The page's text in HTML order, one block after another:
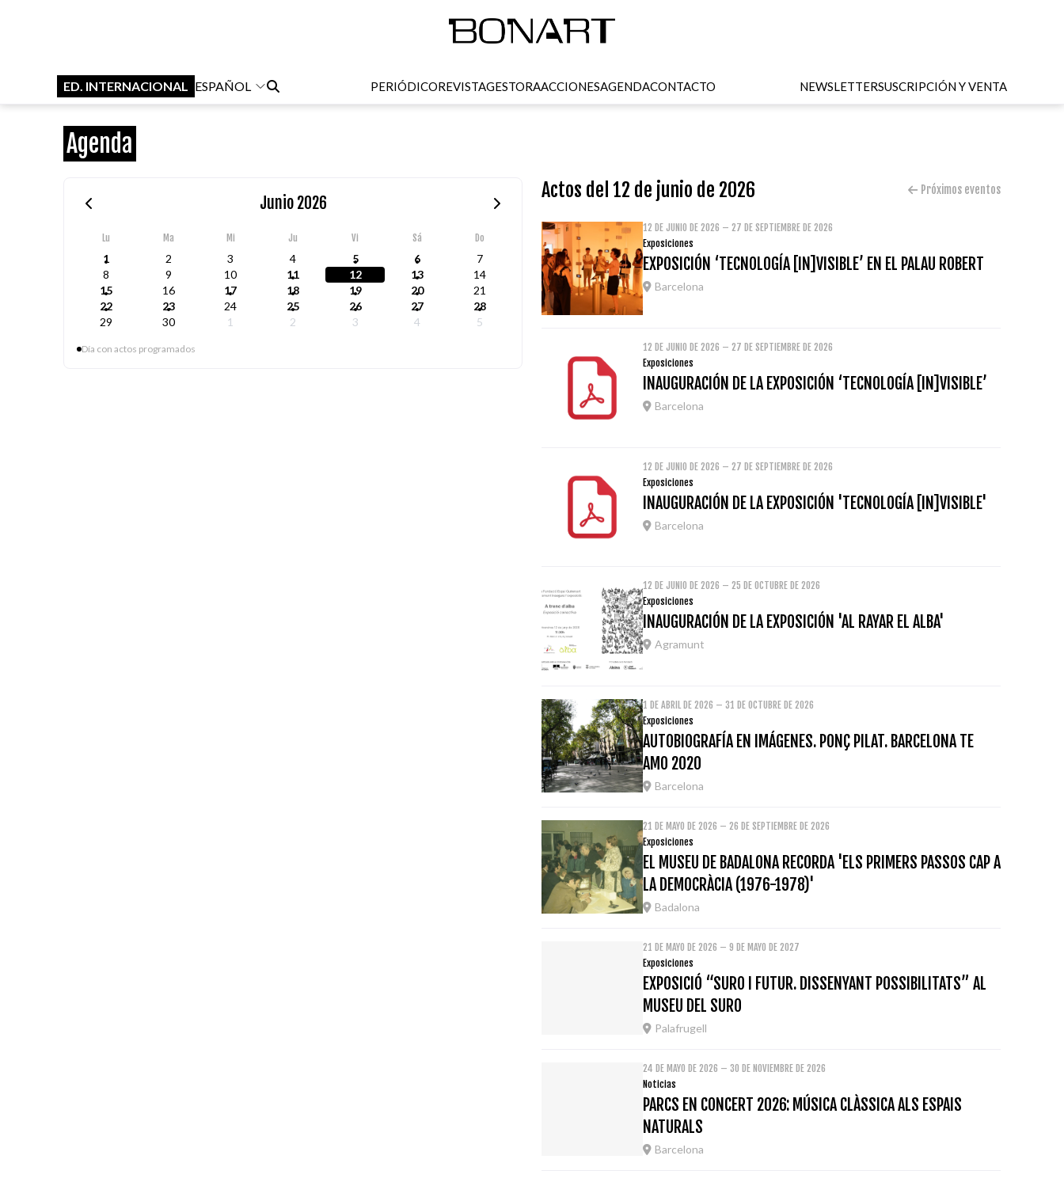
ED. INTERNACIONAL ESPAÑOL PERIÓDICOREVISTAGESTORAACCIONESAGENDACONTACTO NEWSLETTERSUSCRIPCIÓN Y VENTA
Agenda
Junio 2026
Lu Ma Mi Ju Vi Sá Do
1 2 3 4 5 6
7
8
9 10 11 12 13
14
15
16 17 18 19 20
21
22
23 24 25 26 27
28
29
30 1 2 3 4 5
Día con actos programados
Actos del 12 de junio de 2026 Próximos eventos
12 DE JUNIO DE 2026 – 27 DE SEPTIEMBRE DE 2026
Exposiciones
EXPOSICIÓN ‘TECNOLOGÍA [IN]VISIBLE’ EN EL PALAU ROBERT
Barcelona
12 DE JUNIO DE 2026 – 27 DE SEPTIEMBRE DE 2026
Exposiciones
INAUGURACIÓN DE LA EXPOSICIÓN ‘TECNOLOGÍA [IN]VISIBLE’
Barcelona
12 DE JUNIO DE 2026 – 27 DE SEPTIEMBRE DE 2026
Exposiciones
INAUGURACIÓN DE LA EXPOSICIÓN 'TECNOLOGÍA [IN]VISIBLE'
Barcelona
12 DE JUNIO DE 2026 – 25 DE OCTUBRE DE 2026
Exposiciones
INAUGURACIÓN DE LA EXPOSICIÓN 'AL RAYAR EL ALBA'
Agramunt
1 DE ABRIL DE 2026 – 31 DE OCTUBRE DE 2026
Exposiciones
AUTOBIOGRAFÍA EN IMÁGENES. PONÇ PILAT. BARCELONA TE
AMO 2020
Barcelona
21 DE MAYO DE 2026 – 26 DE SEPTIEMBRE DE 2026
Exposiciones
EL MUSEU DE BADALONA RECORDA 'ELS PRIMERS PASSOS CAP A
LA DEMOCRÀCIA (1976-1978)'
Badalona
21 DE MAYO DE 2026 – 9 DE MAYO DE 2027
Exposiciones
EXPOSICIÓ “SURO I FUTUR. DISSENYANT POSSIBILITATS” AL
MUSEU DEL SURO
Palafrugell
24 DE MAYO DE 2026 – 30 DE NOVIEMBRE DE 2026
Noticias
PARCS EN CONCERT 2026: MÚSICA CLÀSSICA ALS ESPAIS
NATURALS
Barcelona